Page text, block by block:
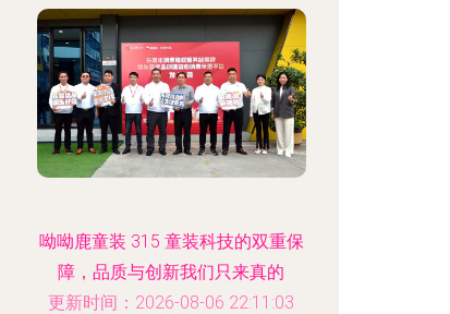
更新时间：2026-08-06 00:00:25
呦呦鹿童装 315 童装科技的双重保
障，品质与创新我们只来真的
更新时间：2026-08-06 22:11:03